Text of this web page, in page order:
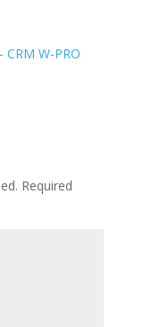
CRM W-PRO
Required